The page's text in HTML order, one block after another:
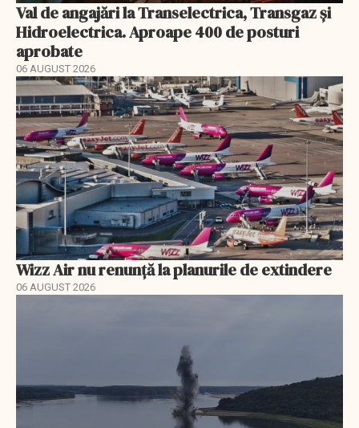
Val de angajări la Transelectrica, Transgaz și
Hidroelectrica. Aproape 400 de posturi
aprobate
06 AUGUST 2026
Wizz Air nu renunță la planurile de extindere
06 AUGUST 2026